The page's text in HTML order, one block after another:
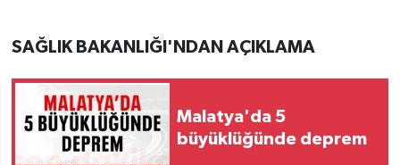
SAĞLIK BAKANLIĞI'NDAN AÇIKLAMA
Malatya'da 5
büyüklüğünde deprem